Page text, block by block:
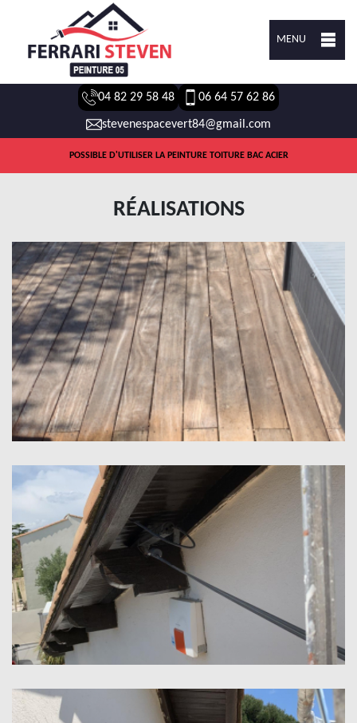
MENU
04 82 29 58 48 06 64 57 62 86
stevenespacevert84@gmail.com
POSSIBLE D'UTILISER LA PEINTURE TOITURE BAC ACIER
RÉALISATIONS